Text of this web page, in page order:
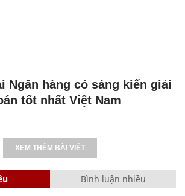
Ngân hàng có sáng kiến giải
tốt nhất Việt Nam
XEM THÊM BÀI VIẾT
Bình luận nhiều